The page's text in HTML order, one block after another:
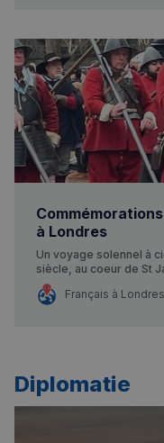
à Londres
Un voyage solennel à
siècle, au coeur de St
éducative et
d’histoire.Français à
Diplomatie